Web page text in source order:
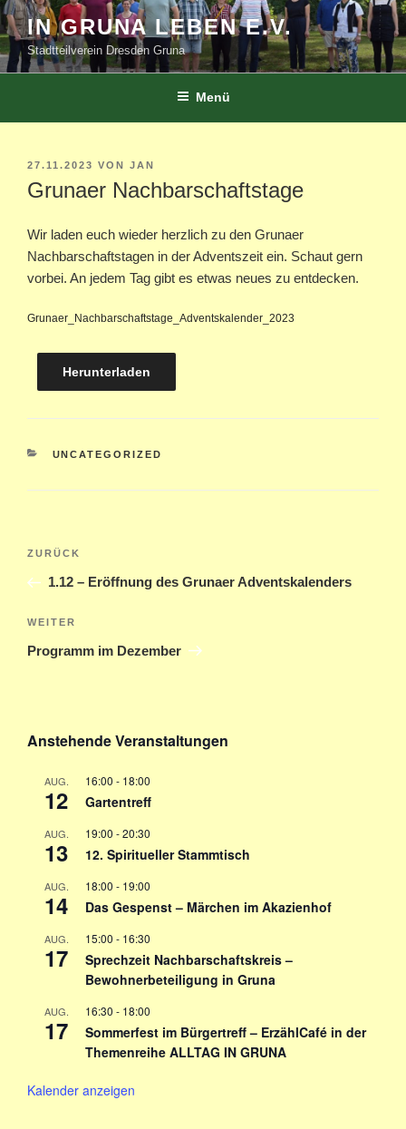
Zum
Inhalt
springen
IN GRUNA LEBEN E.V.
Stadtteilverein Dresden Gruna
Menü
VERÖFFENTLICHT
AM
27.11.2023 VON JAN
Grunaer Nachbarschaftstage
Wir laden euch wieder herzlich zu den Grunaer
Nachbarschaftstagen in der Adventszeit ein. Schaut gern
vorbei. An jedem Tag gibt es etwas neues zu entdecken.
Grunaer_Nachbarschaftstage_Adventskalender_2023
Herunterladen
KATEGORIEN
UNCATEGORIZED
Beitragsnavigation
Vorheriger
Beitrag
ZURÜCK
1.12 – Eröffnung des Grunaer Adventskalenders
Nächster
Beitrag
WEITER
Programm im Dezember
Anstehende Veranstaltungen
AUG.
12
16:00 - 18:00
Gartentreff
AUG.
13
19:00 -20:30
12. Spiritueller Stammtisch
AUG.
14
18:00 - 19:00
Das Gespenst – Märchen im Akazienhof
AUG.
17
15:00 - 16:30
Sprechzeit Nachbarschaftskreis –
Bewohnerbeteiligung in Gruna
AUG.
17
16:30 - 18:00
Sommerfest im Bürgertreff – ErzählCafé in der
Themenreihe ALLTAG IN GRUNA
Kalender anzeigen